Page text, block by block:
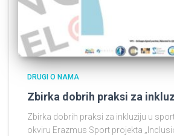
DRUGI O NAMA
Zbirka dobrih praksi za
Zbirka dobrih praksi za inkluziju u
okviru Erazmus Sport projekta